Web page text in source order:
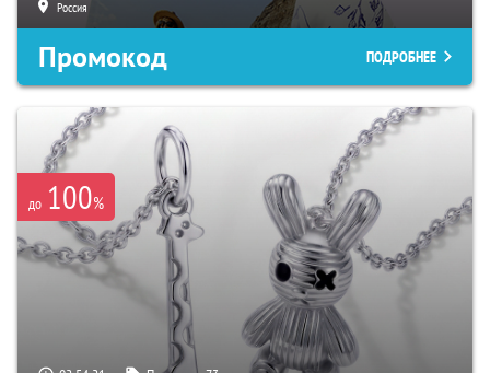
Россия
Промокод ПОДРОБНЕЕ
до 100%